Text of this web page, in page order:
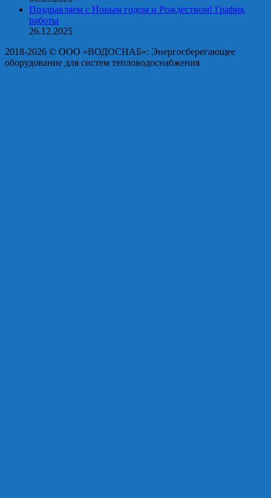
Поздравляем с Новым годом и Рождеством! График
работы
26.12.2025
2018-2026 © OOO «ВОДОСНАБ»: Энергосберегающее
оборудование для систем тепловодоснабжения